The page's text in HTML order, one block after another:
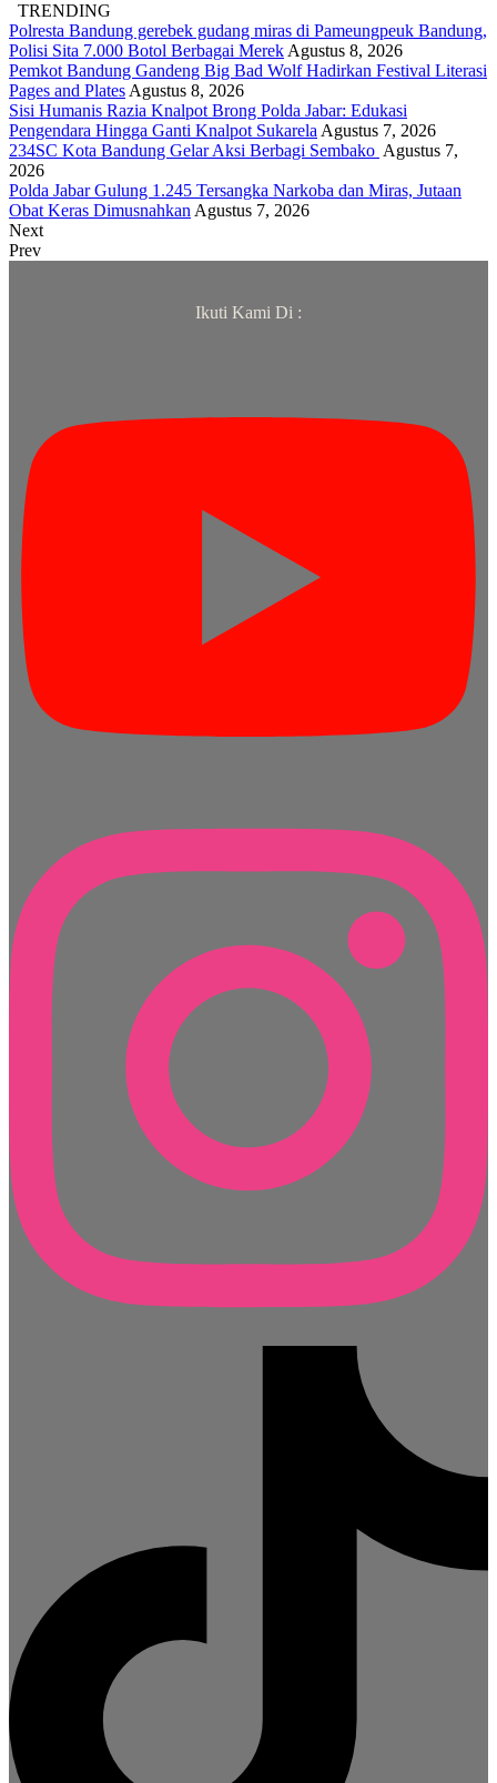
TRENDING
Polresta Bandung gerebek gudang miras di Pameungpeuk Bandung,
Polisi Sita 7.000 Botol Berbagai Merek Agustus 8, 2026
Pemkot Bandung Gandeng Big Bad Wolf Hadirkan Festival Literasi
Pages and Plates Agustus 8, 2026
Sisi Humanis Razia Knalpot Brong Polda Jabar: Edukasi
Pengendara Hingga Ganti Knalpot Sukarela Agustus 7, 2026
234SC Kota Bandung Gelar Aksi Berbagi Sembako Agustus 7,
2026
Polda Jabar Gulung 1.245 Tersangka Narkoba dan Miras, Jutaan
Obat Keras Dimusnahkan Agustus 7, 2026
Next
Prev
Ikuti Kami Di :